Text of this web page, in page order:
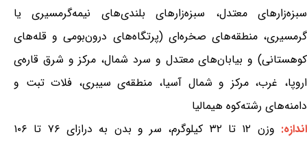
سبزه‌زارهای معتدل، سبزه‌زارهای بلندی‌های نیمه‌گرمسیری یا
گرمسیری، منطقه‌های صخره‌ای (پرتگاه‌های درون‌بومی و قله‌های
کوهستانی) و بیابان‌های معتدل و سرد شمال، مرکز و شرق قاره‌ی
اروپا، غرب، مرکز و شمال آسیا، منطقه‌ی سیبری، فلات تبت و
دامنه‌های رشته‌کوه هیمالیا
اندازه:
وزن ۱۲ تا ۳۲ کیلوگرم، سر و بدن به درازای ۷۶ تا ۱۰۶